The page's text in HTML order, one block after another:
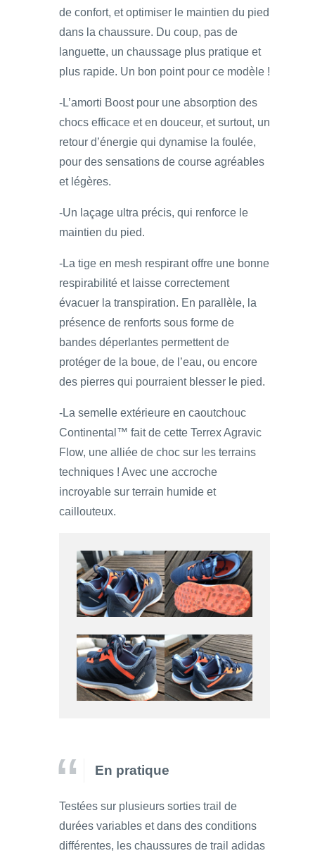
de confort, et optimiser le maintien du pied
dans la chaussure. Du coup, pas de
languette, un chaussage plus pratique et
plus rapide. Un bon point pour ce modèle !
-L’amorti Boost pour une absorption des
chocs efficace et en douceur, et surtout, un
retour d’énergie qui dynamise la foulée,
pour des sensations de course agréables
et légères.
-Un laçage ultra précis, qui renforce le
maintien du pied.
-La tige en mesh respirant offre une bonne
respirabilité et laisse correctement
évacuer la transpiration. En parallèle, la
présence de renforts sous forme de
bandes déperlantes permettent de
protéger de la boue, de l’eau, ou encore
des pierres qui pourraient blesser le pied.
-La semelle extérieure en caoutchouc
Continental™ fait de cette Terrex Agravic
Flow, une alliée de choc sur les terrains
techniques ! Avec une accroche
incroyable sur terrain humide et
caillouteux.
En pratique
Testées sur plusieurs sorties trail de
durées variables et dans des conditions
différentes, les chaussures de trail adidas